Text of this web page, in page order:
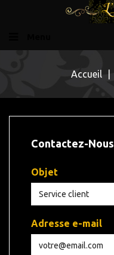
Accueil
Contactez-Nous
Objet
Adresse e-mail